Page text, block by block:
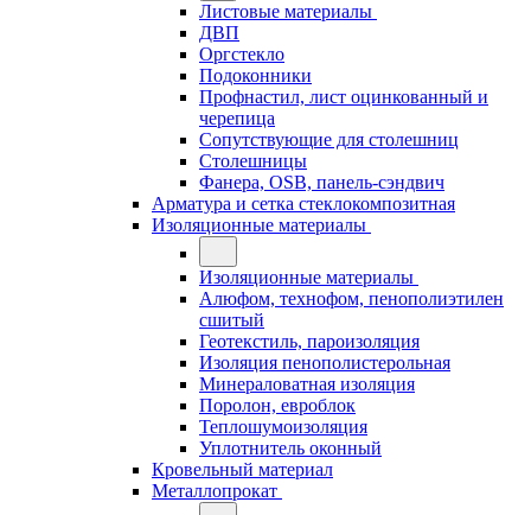
Листовые материалы
ДВП
Оргстекло
Подоконники
Профнастил, лист оцинкованный и
черепица
Сопутствующие для столешниц
Столешницы
Фанера, OSB, панель-сэндвич
Арматура и сетка стеклокомпозитная
Изоляционные материалы
Изоляционные материалы
Алюфом, технофом, пенополиэтилен
сшитый
Геотекстиль, пароизоляция
Изоляция пенополистерольная
Минераловатная изоляция
Поролон, евроблок
Теплошумоизоляция
Уплотнитель оконный
Кровельный материал
Металлопрокат